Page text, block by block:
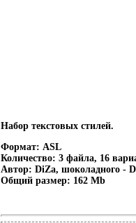
Набор текстовых стилей.
Формат: ASL
Количество: 3 файла, 16
Автор: DiZa, шоколадного -
Общий размер: 162 Мb